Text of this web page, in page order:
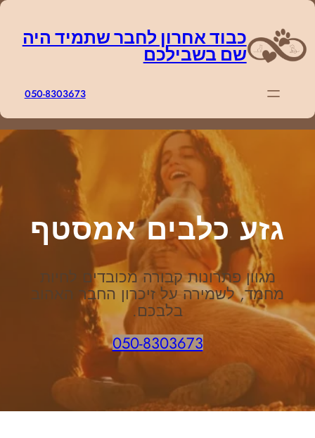
לדלג
לתוכן
כבוד אחרון לחבר שתמיד היה
שם בשבילכם
050-8303673
גזע כלבים אמסטף
מגוון פתרונות קבורה מכובדים לחיות
מחמד, לשמירה על זיכרון החבר האהוב
בלבכם.
050-8303673